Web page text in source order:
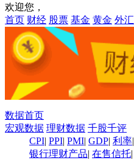
欢迎您，
首页 财经 股票 基金 黄金 外汇
数据首页
宏观数据 理财数据 千股千评
CPI| PPI| PMI| GDP| 利率|
银行理财产品| 在售信托|